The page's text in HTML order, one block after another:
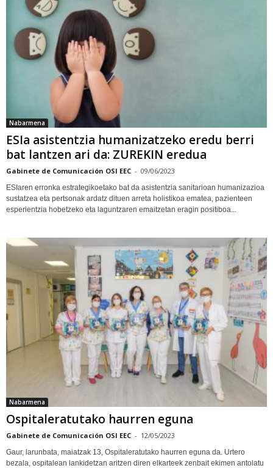
Nabarmena
ESIa asistentzia humanizatzeko eredu berri
bat lantzen ari da: ZUREKIN eredua
Gabinete de Comunicación OSI EEC - 09/06/2023
ESIaren erronka estrategikoetako bat da asistentzia sanitarioan humanizazioa
sustatzea eta pertsonak ardatz dituen arreta holistikoa ematea, pazienteen
esperientzia hobetzeko eta laguntzaren emaitzetan eragin positiboa...
Nabarmena
Ospitaleratutako haurren eguna
Gabinete de Comunicación OSI EEC - 12/05/2023
Gaur, larunbata, maiatzak 13, Ospitaleratutako haurren eguna da. Urtero
bezala, ospitalean lankidetzan aritzen diren elkarteek zenbait ekimen antolatu